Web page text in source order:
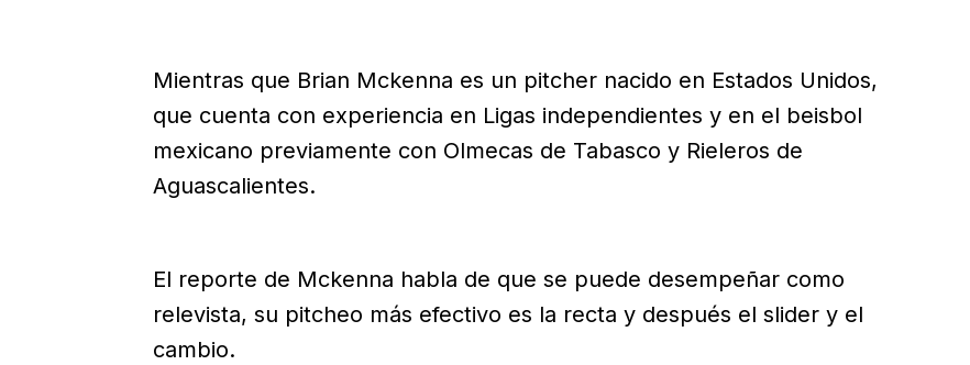
Mientras que Brian Mckenna es un pitcher nacido en Estados Unidos,
que cuenta con experiencia en Ligas independientes y en el beisbol
mexicano previamente con Olmecas de Tabasco y Rieleros de
Aguascalientes.
El reporte de Mckenna habla de que se puede desempeñar como
relevista, su pitcheo más efectivo es la recta y después el slider y el
cambio.